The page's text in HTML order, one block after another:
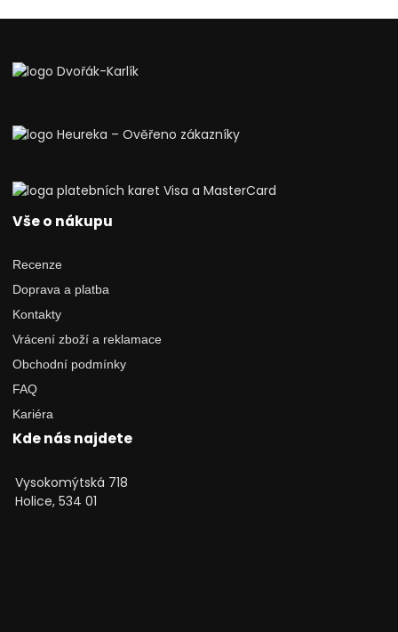
Vše o nákupu
Recenze
Doprava a platba
Kontakty
Vrácení zboží a reklamace
Obchodní podmínky
FAQ
Kariéra
Kde nás najdete
Vysokomýtská 718
Holice, 534 01